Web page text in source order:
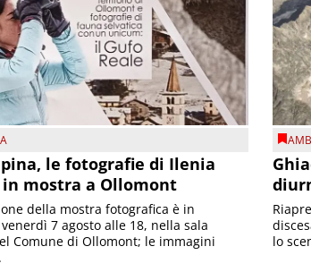
le fotografie di Ilenia
in mostra a Ollomont
della mostra fotografica è in
7 agosto alle 18, nella sala
Comune di Ollomont; le immagini
lo